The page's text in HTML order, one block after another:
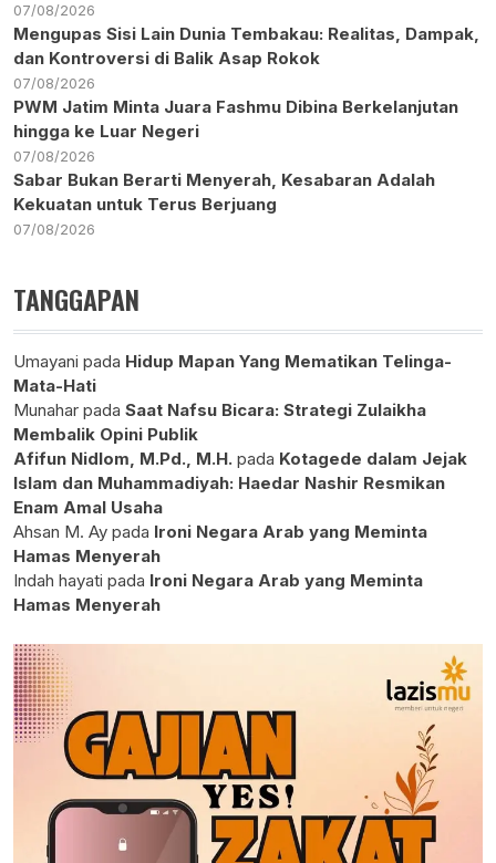
07/08/2026
Mengupas Sisi Lain Dunia Tembakau: Realitas, Dampak,
dan Kontroversi di Balik Asap Rokok
07/08/2026
PWM Jatim Minta Juara Fashmu Dibina Berkelanjutan
hingga ke Luar Negeri
07/08/2026
Sabar Bukan Berarti Menyerah, Kesabaran Adalah
Kekuatan untuk Terus Berjuang
07/08/2026
TANGGAPAN
Umayani pada Hidup Mapan Yang Mematikan Telinga-
Mata-Hati
Munahar pada Saat Nafsu Bicara: Strategi Zulaikha
Membalik Opini Publik
Afifun Nidlom, M.Pd., M.H. pada Kotagede dalam Jejak
Islam dan Muhammadiyah: Haedar Nashir Resmikan
Enam Amal Usaha
Ahsan M. Ay pada Ironi Negara Arab yang Meminta
Hamas Menyerah
Indah hayati pada Ironi Negara Arab yang Meminta
Hamas Menyerah